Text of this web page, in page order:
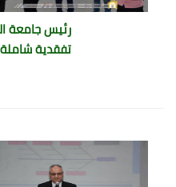
رئيس جامعة
تفقدية شاملة